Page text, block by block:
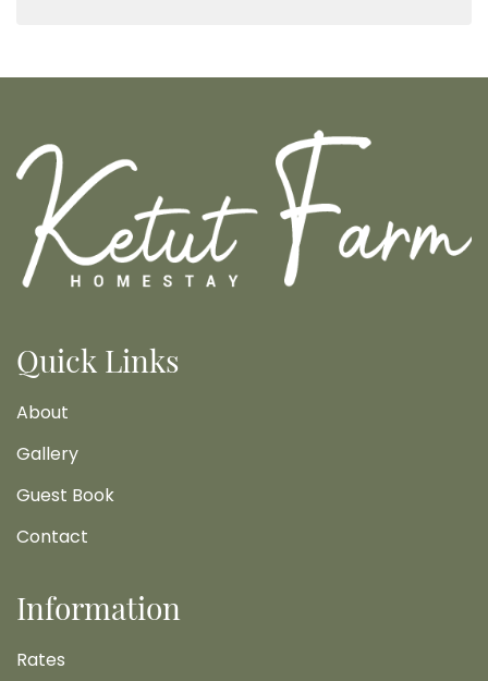
Quick Links
About
Gallery
Guest Book
Contact
Information
Rates